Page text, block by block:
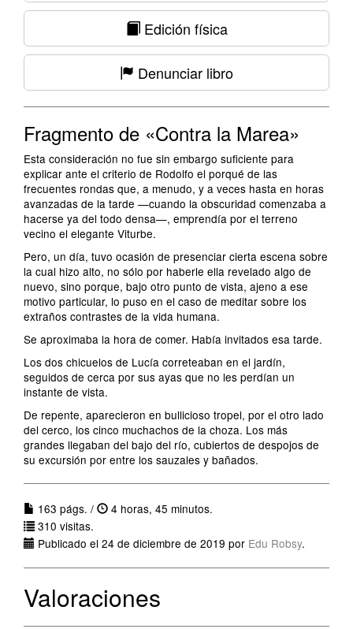
Edición física
Denunciar libro
Fragmento de «Contra la Marea»
Esta consideración no fue sin embargo suficiente para
explicar ante el criterio de Rodolfo el porqué de las
frecuentes rondas que, a menudo, y a veces hasta en horas
avanzadas de la tarde —cuando la obscuridad comenzaba a
hacerse ya del todo densa—, emprendía por el terreno
vecino el elegante Viturbe.
Pero, un día, tuvo ocasión de presenciar cierta escena sobre
la cual hizo alto, no sólo por haberle ella revelado algo de
nuevo, sino porque, bajo otro punto de vista, ajeno a ese
motivo particular, lo puso en el caso de meditar sobre los
extraños contrastes de la vida humana.
Se aproximaba la hora de comer. Había invitados esa tarde.
Los dos chicuelos de Lucía correteaban en el jardín,
seguidos de cerca por sus ayas que no les perdían un
instante de vista.
De repente, aparecieron en bullicioso tropel, por el otro lado
del cerco, los cinco muchachos de la choza. Los más
grandes llegaban del bajo del río, cubiertos de despojos de
su excursión por entre los sauzales y bañados.
163 págs. /
4 horas, 45 minutos.
310 visitas.
Publicado el 24 de diciembre de 2019 por Edu Robsy.
Valoraciones